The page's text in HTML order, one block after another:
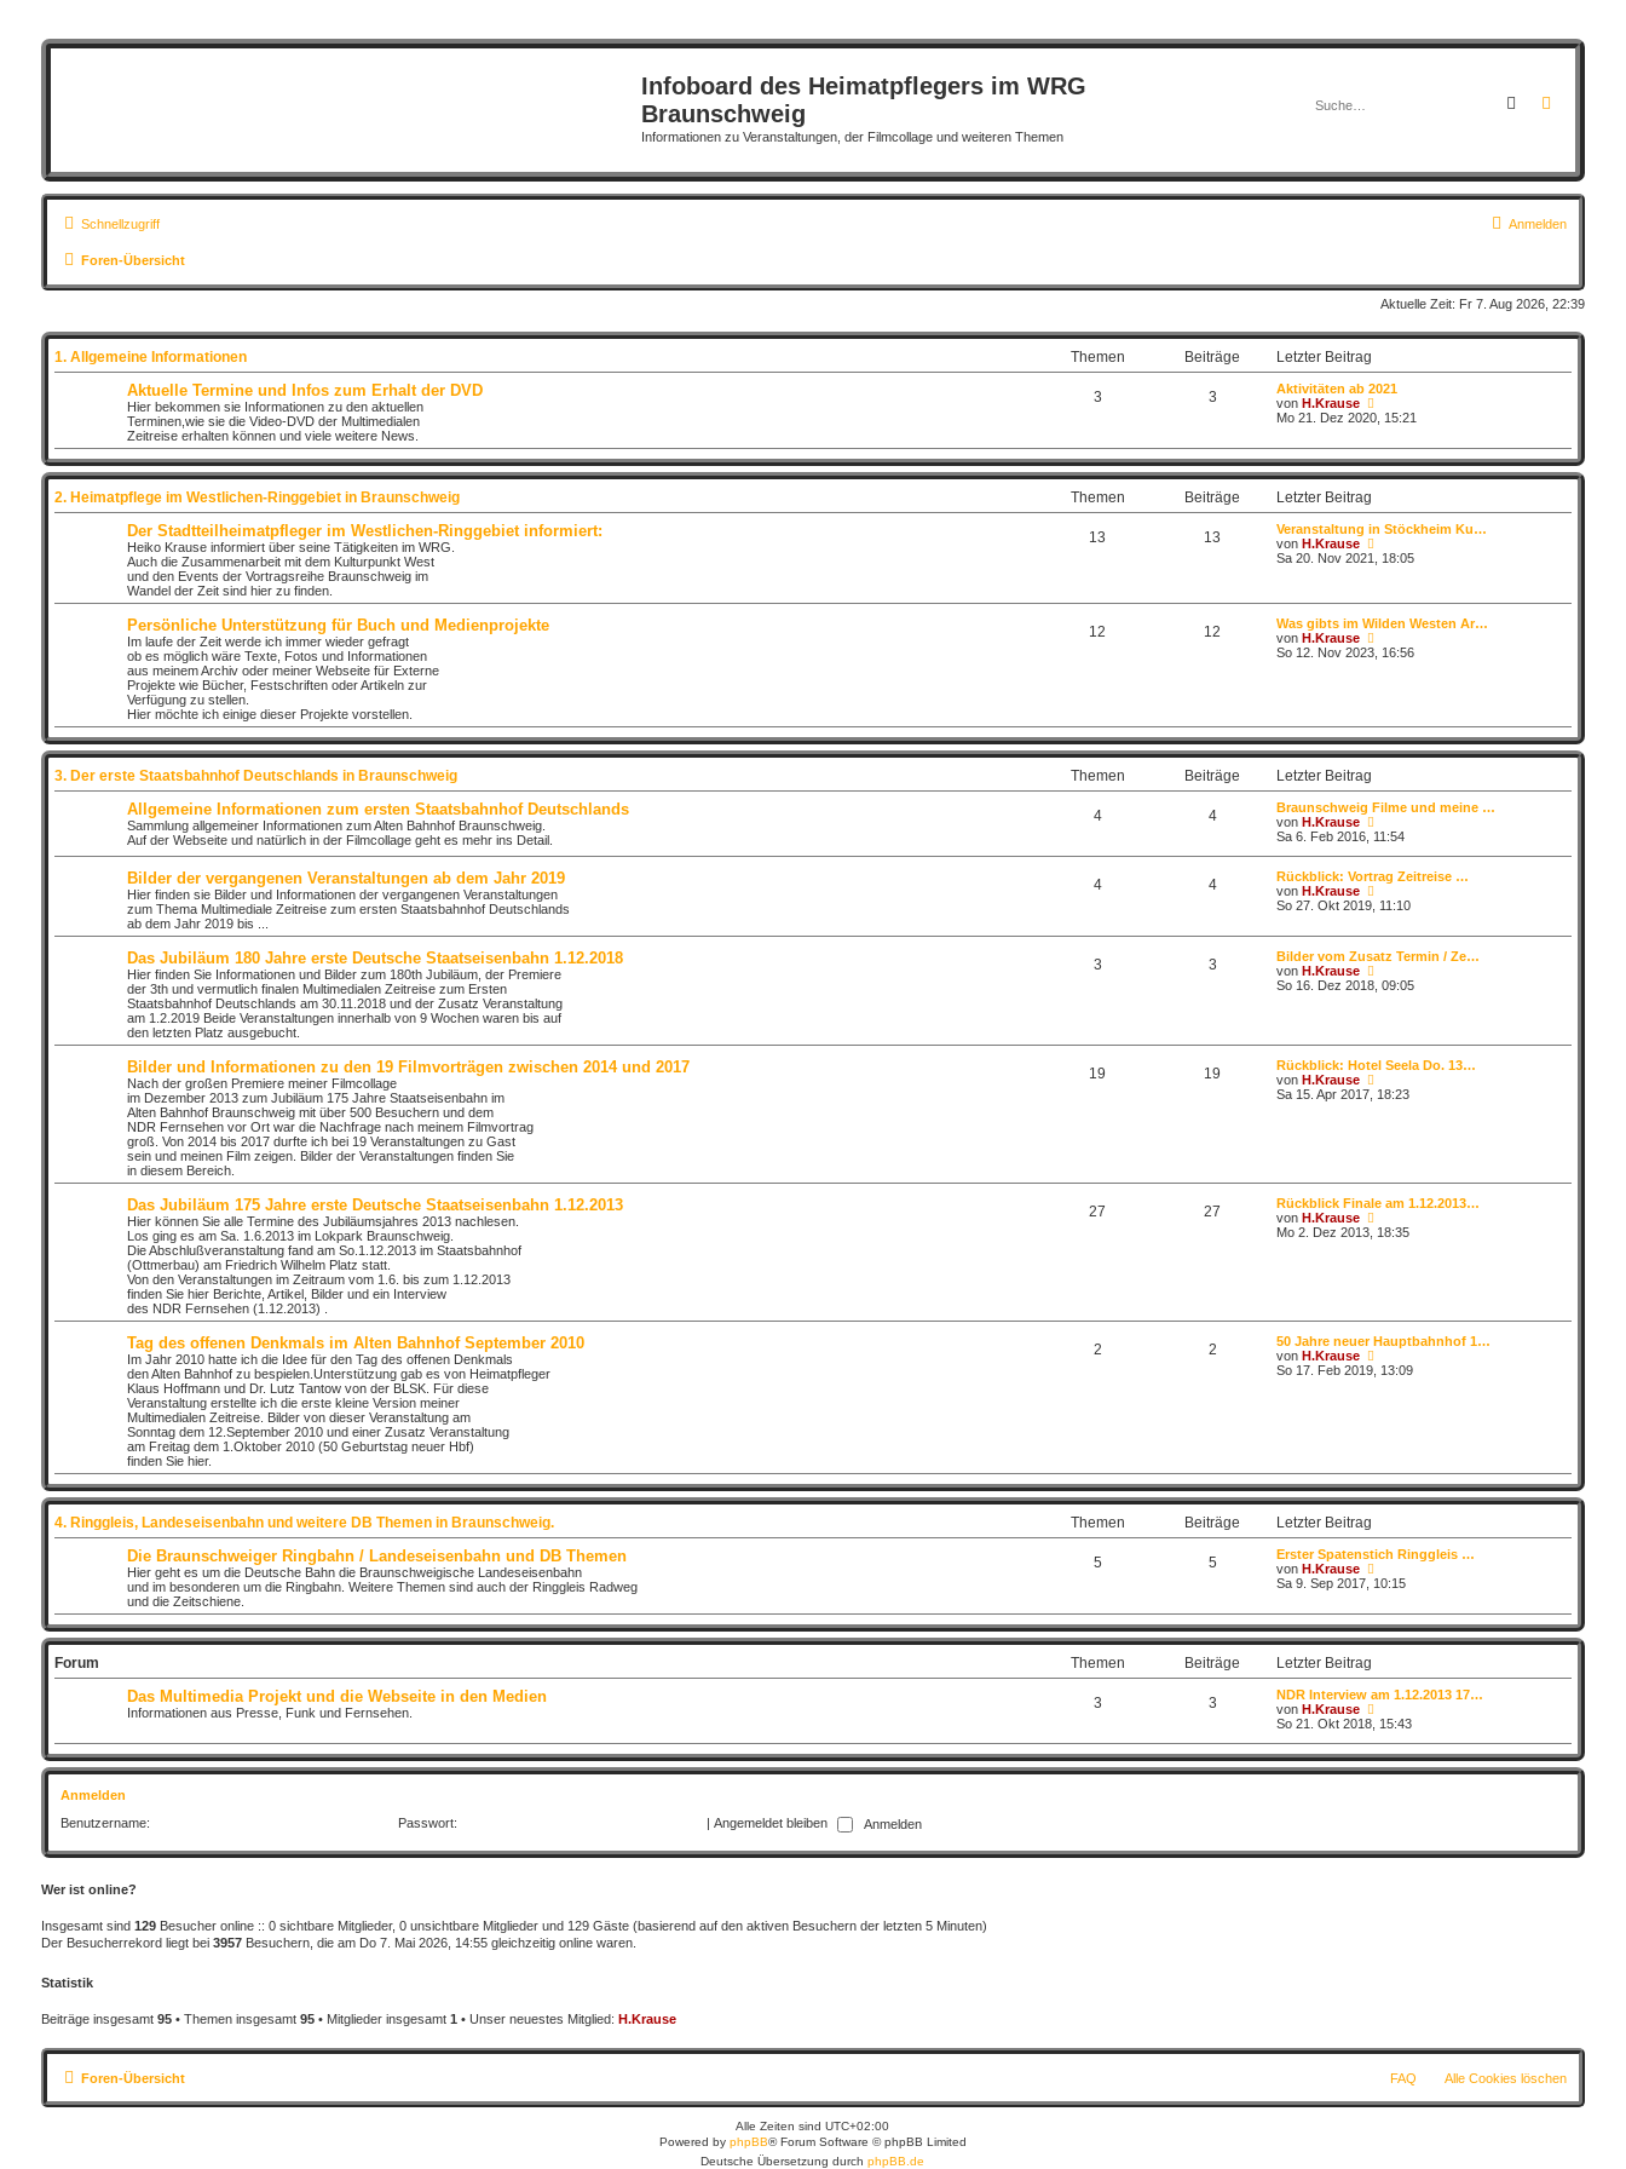
Infoboard des Heimatpflegers im WRG
Braunschweig
Informationen zu Veranstaltungen, der Filmcollage und weiteren Themen
Suche
Schnellzugriff Anmelden
Foren-Übersicht
Aktuelle Zeit: Fr 7. Aug 2026, 22:39
1. Allgemeine Informationen Themen Beiträge Letzter Beitrag
Aktuelle Termine und Infos zum Erhalt der DVD
Hier bekommen sie Informationen zu den aktuellen
Terminen,wie sie die Video-DVD der Multimedialen
Zeitreise erhalten können und viele weitere News.
3 3
Aktivitäten ab 2021
vonH.Krause
e
e
s
t
B
e
t
g
Mo 21. Dez 2020, 15:21
2. Heimatpflege im Westlichen-Ringgebiet in Braunschweig Themen Beiträge Letzter Beitrag
Der Stadtteilheimatpfleger im Westlichen-Ringgebiet informiert:
Heiko Krause informiert über seine Tätigkeiten im WRG.
Auch die Zusammenarbeit mit dem Kulturpunkt West
und den Events der Vortragsreihe Braunschweig im
Wandel der Zeit sind hier zu finden.
13 13
Veranstaltung in Stöckheim Ku…
vonH.Krause
e
s
e
B
a
g
Sa 20. Nov 2021, 18:05
Persönliche Unterstützung für Buch und Medienprojekte
Im laufe der Zeit werde ich immer wieder gefragt
ob es möglich wäre Texte, Fotos und Informationen
aus meinem Archiv oder meiner Webseite für Externe
Projekte wie Bücher, Festschriften oder Artikeln zur
Verfügung zu stellen.
Hier möchte ich einige dieser Projekte vorstellen.
12 12
Was gibts im Wilden Westen Ar…
vonH.Krause
e
e
r
B
t
r
g
So 12. Nov 2023, 16:56
3. Der erste Staatsbahnhof Deutschlands in Braunschweig Themen Beiträge Letzter Beitrag
Allgemeine Informationen zum ersten Staatsbahnhof Deutschlands
Sammlung allgemeiner Informationen zum Alten Bahnhof Braunschweig.
Auf der Webseite und natürlich in der Filmcollage geht es mehr ins Detail.
4 4
Braunschweig Filme und meine …
vonH.Krause
e
s
e
B
e
i
t
r
Sa 6. Feb 2016, 11:54
Bilder der vergangenen Veranstaltungen ab dem Jahr 2019
Hier finden sie Bilder und Informationen der vergangenen Veranstaltungen
zum Thema Multimediale Zeitreise zum ersten Staatsbahnhof Deutschlands
ab dem Jahr 2019 bis ...
4 4
Rückblick: Vortrag Zeitreise …
vonH.Krause
e
e
t
r
t
r
g
So 27. Okt 2019, 11:10
Das Jubiläum 180 Jahre erste Deutsche Staatseisenbahn 1.12.2018
Hier finden Sie Informationen und Bilder zum 180th Jubiläum, der Premiere
der 3th und vermutlich finalen Multimedialen Zeitreise zum Ersten
Staatsbahnhof Deutschlands am 30.11.2018 und der Zusatz Veranstaltung
am 1.2.2019 Beide Veranstaltungen innerhalb von 9 Wochen waren bis auf
den letzten Platz ausgebucht.
3 3
Bilder vom Zusatz Termin / Ze…
vonH.Krause
e
t
r
e
So 16. Dez 2018, 09:05
Bilder und Informationen zu den 19 Filmvorträgen zwischen 2014 und 2017
Nach der großen Premiere meiner Filmcollage
im Dezember 2013 zum Jubiläum 175 Jahre Staatseisenbahn im
Alten Bahnhof Braunschweig mit über 500 Besuchern und dem
NDR Fernsehen vor Ort war die Nachfrage nach meinem Filmvortrag
groß. Von 2014 bis 2017 durfte ich bei 19 Veranstaltungen zu Gast
sein und meinen Film zeigen. Bilder der Veranstaltungen finden Sie
in diesem Bereich.
19 19
Rückblick: Hotel Seela Do. 13…
vonH.Krause
e
r
e
t
Sa 15. Apr 2017, 18:23
Das Jubiläum 175 Jahre erste Deutsche Staatseisenbahn 1.12.2013
Hier können Sie alle Termine des Jubiläumsjahres 2013 nachlesen.
Los ging es am Sa. 1.6.2013 im Lokpark Braunschweig.
Die Abschlußveranstaltung fand am So.1.12.2013 im Staatsbahnhof
(Ottmerbau) am Friedrich Wilhelm Platz statt.
Von den Veranstaltungen im Zeitraum vom 1.6. bis zum 1.12.2013
finden Sie hier Berichte, Artikel, Bilder und ein Interview
des NDR Fernsehen (1.12.2013) .
27 27
Rückblick Finale am 1.12.2013…
vonH.Krause
e
r
e
t
Mo 2. Dez 2013, 18:35
Tag des offenen Denkmals im Alten Bahnhof September 2010
Im Jahr 2010 hatte ich die Idee für den Tag des offenen Denkmals
den Alten Bahnhof zu bespielen.Unterstützung gab es von Heimatpfleger
Klaus Hoffmann und Dr. Lutz Tantow von der BLSK. Für diese
Veranstaltung erstellte ich die erste kleine Version meiner
Multimedialen Zeitreise. Bilder von dieser Veranstaltung am
Sonntag dem 12.September 2010 und einer Zusatz Veranstaltung
am Freitag dem 1.Oktober 2010 (50 Geburtstag neuer Hbf)
finden Sie hier.
2 2
50 Jahre neuer Hauptbahnhof 1…
vonH.Krause
e
B
e
i
a
g
So 17. Feb 2019, 13:09
4. Ringgleis, Landeseisenbahn und weitere DB Themen in Braunschweig. Themen Beiträge Letzter Beitrag
Die Braunschweiger Ringbahn / Landeseisenbahn und DB Themen
Hier geht es um die Deutsche Bahn die Braunschweigische Landeseisenbahn
und im besonderen um die Ringbahn. Weitere Themen sind auch der Ringgleis Radweg
und die Zeitschiene.
5 5
Erster Spatenstich Ringgleis …
vonH.Krause
e
e
s
t
B
e
t
r
a
g
Sa 9. Sep 2017, 10:15
Forum Themen Beiträge Letzter Beitrag
Das Multimedia Projekt und die Webseite in den Medien
Informationen aus Presse, Funk und Fernsehen.
3 3
NDR Interview am 1.12.2013 17…
vonH.Krause
e
e
s
i
So 21. Okt 2018, 15:43
Anmelden
Benutzername:
Passwort: | Angemeldet bleiben
Wer ist online?
Insgesamt sind 129Besucher online :: 0 sichtbare Mitglieder, 0 unsichtbare Mitglieder und 129 Gäste (basierend auf den aktiven Besuchern der letzten 5 Minuten)
Der Besucherrekord liegt bei 3957Besuchern, die am Do 7. Mai 2026, 14:55 gleichzeitig online waren.
Statistik
Beiträge insgesamt 95• Themen insgesamt 95• Mitglieder insgesamt 1 • Unser neuestes Mitglied: H.Krause
Foren-Übersicht Alle Cookies löschen
FAQ
Alle Zeiten sindUTC+02:00
Powered by phpBB® Forum Software © phpBB Limited
Deutsche Übersetzung durchphpBB.de